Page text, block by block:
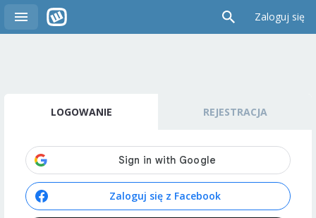
Zaloguj się
LOGOWANIE REJESTRACJA
Zaloguj się z Facebook